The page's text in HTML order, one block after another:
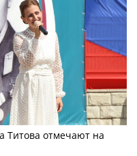
Титова отмечают на